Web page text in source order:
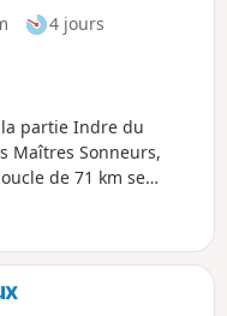
4 jours
partie Indre du
Maîtres Sonneurs,
de 71 km se
étant une
de n'importe quelles
des